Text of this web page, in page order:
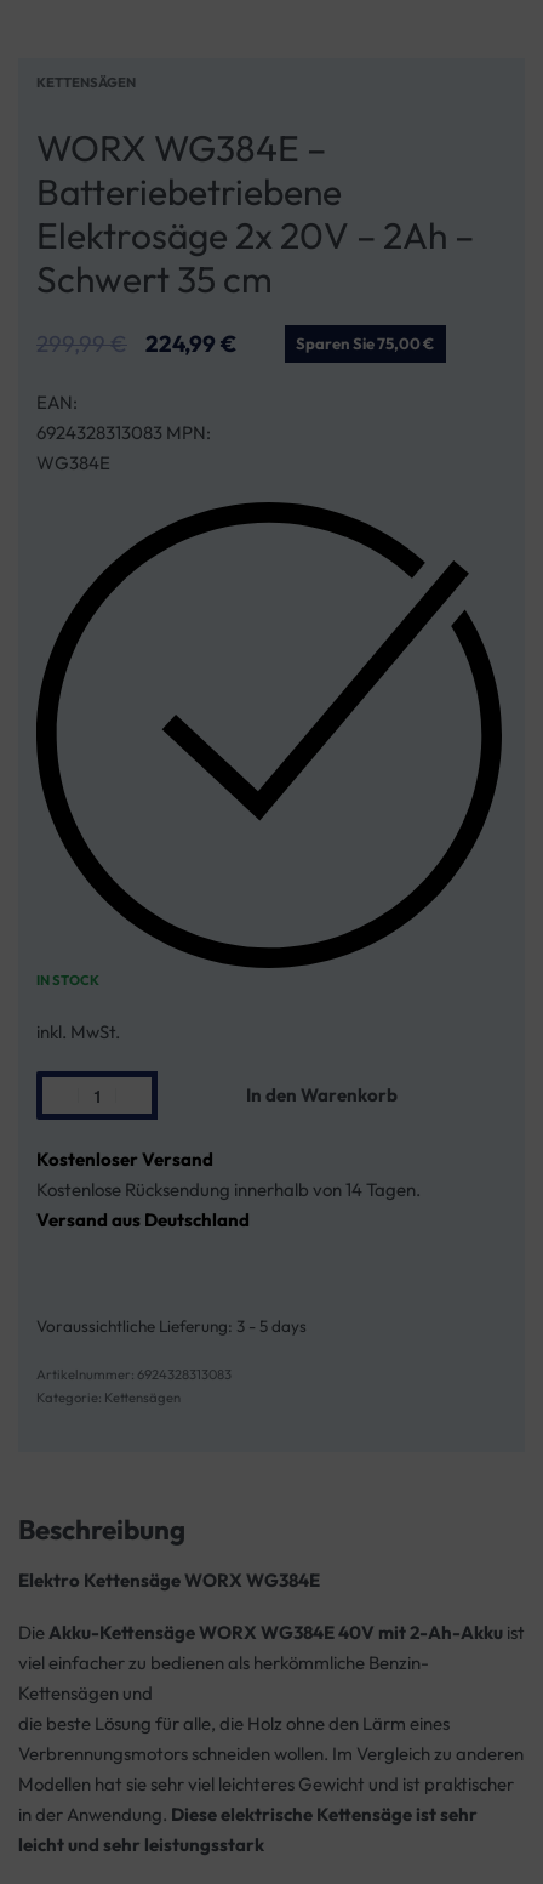
KETTENSÄGEN
WORX WG384E –
Batteriebetriebene
Elektrosäge 2x 20V – 2Ah –
Schwert 35 cm
299,99€ 224,99 € Sparen Sie 75,00 €
EAN:
6924328313083 MPN:
WG384E
IN STOCK
inkl. MwSt.
In den Warenkorb
Kostenloser Versand
Kostenlose Rücksendung innerhalb von 14 Tagen.
Versand aus Deutschland
Voraussichtliche Lieferung: 3 - 5 days
6924328313083
Kategorie: Kettensägen
Beschreibung
Elektro Kettensäge WORX WG384E
DieAkku-Kettensäge WORX WG384E 40V mit 2-Ah-Akku ist
viel einfacher zu bedienen als herkömmliche Benzin-
Kettensägen und
die beste Lösung für alle, die Holz ohne den Lärm eines
Verbrennungsmotors schneiden wollen. Im Vergleich zu anderen
Modellen hat sie sehr viel leichteres Gewicht und ist praktischer
in der Anwendung. Diese elektrische Kettensäge ist sehr
leicht und sehr leistungsstark